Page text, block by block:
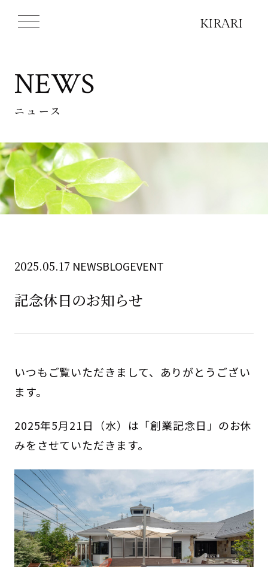
NEWS
ニュース
2025.05.17 NEWSBLOGEVENT
記念休日のお知らせ
いつもご覧いただきまして、ありがとうござい
ます。
2025年5月21日（水）は「創業記念日」のお休
みをさせていただきます。